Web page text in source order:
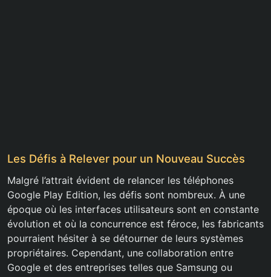
Les Défis à Relever pour un Nouveau Succès
Malgré l’attrait évident de relancer les téléphones
Google Play Edition, les défis sont nombreux. À une
époque où les interfaces utilisateurs sont en constante
évolution et où la concurrence est féroce, les fabricants
pourraient hésiter à se détourner de leurs systèmes
propriétaires. Cependant, une collaboration entre
Google et des entreprises telles que Samsung ou